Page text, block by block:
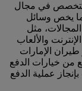
في مجال
ما يخص وسائل
مثل
والألعاب
طيران الإمارات
من خيارات الدفع
عملية الدفع